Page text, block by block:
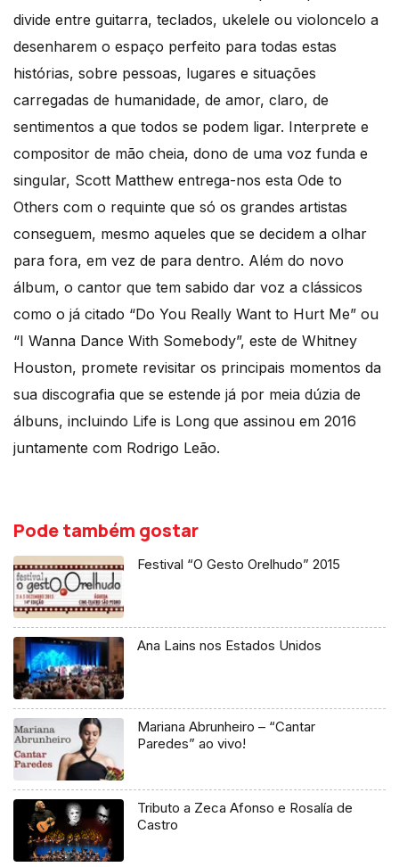
divide entre guitarra, teclados, ukelele ou violoncelo a
desenharem o espaço perfeito para todas estas
histórias, sobre pessoas, lugares e situações
carregadas de humanidade, de amor, claro, de
sentimentos a que todos se podem ligar. Interprete e
compositor de mão cheia, dono de uma voz funda e
singular, Scott Matthew entrega-nos esta Ode to
Others com o requinte que só os grandes artistas
conseguem, mesmo aqueles que se decidem a olhar
para fora, em vez de para dentro. Além do novo
álbum, o cantor que tem sabido dar voz a clássicos
como o já citado “Do You Really Want to Hurt Me” ou
“I Wanna Dance With Somebody”, este de Whitney
Houston, promete revisitar os principais momentos da
sua discografia que se estende já por meia dúzia de
álbuns, incluindo Life is Long que assinou em 2016
juntamente com Rodrigo Leão.
Pode também gostar
Festival “O Gesto Orelhudo” 2015
Ana Lains nos Estados Unidos
Mariana Abrunheiro – “Cantar
Paredes” ao vivo!
Tributo a Zeca Afonso e Rosalía de
Castro